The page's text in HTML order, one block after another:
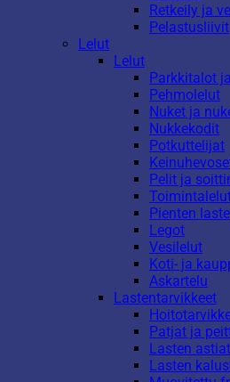
Retkeily ja
Pelastusliivit
Lelut
Lelut
Parkkitalot
Pehmolelut
Nuket ja
Nukkekodit
Potkuttelijat
Pelit ja
Pienten
Legot
Vesilelut
Koti- ja
Askartelu
Lastentarvikkeet
Patjat ja
Lasten astiat
Lasten